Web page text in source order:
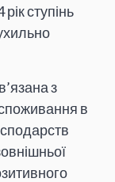
ступінь
з
в